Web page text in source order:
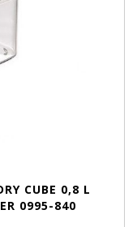
CUBE 0,8 L
0995-840